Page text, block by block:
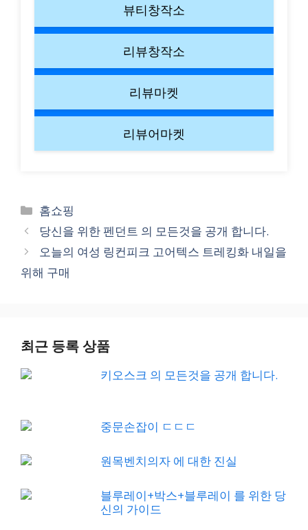
뷰티창작소
리뷰창작소
리뷰마켓
리뷰어마켓
Categories
홈쇼핑
당신을 위한 펜던트 의 모든것을 공개 합니다.
오늘의 여성 링컨피크 고어텍스 트레킹화 내일을
위해 구매
최근 등록 상품
키오스크 의 모든것을 공개 합니다.
중문손잡이 ㄷㄷㄷ
원목벤치의자 에 대한 진실
블루레이+박스+블루레이 를 위한 당
신의 가이드